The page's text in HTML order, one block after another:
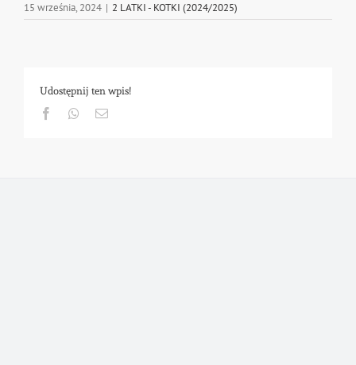
15 września, 2024 | 2 LATKI - KOTKI (2024/2025)
Udostępnij ten wpis!
FacebookWhatsapp
Email